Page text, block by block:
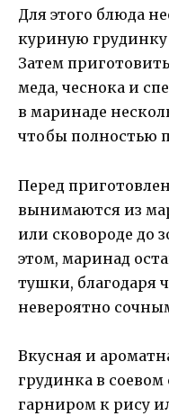
Для этого блюда
куриную грудинку
Затем
меда, чеснока и
в маринаде
чтобы полностью
Перед
вынимаются из
или сковороде до
этом, маринад
тушки, благодаря
невероятно
Вкусная и
грудинка в
гарниром к рису